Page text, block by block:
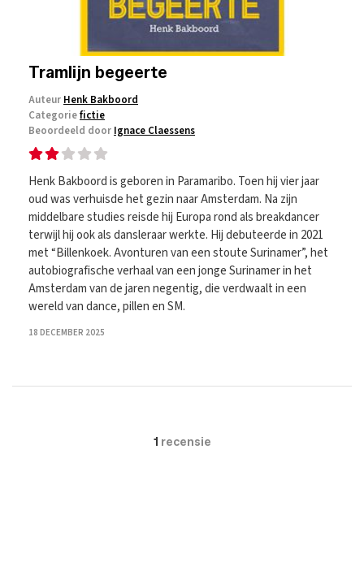
Tramlijn begeerte
Auteur Henk Bakboord
Categoriefictie
Beoordeeld door Ignace Claessens
Henk Bakboord is geboren in Paramaribo. Toen hij vier jaar
oud was verhuisde het gezin naar Amsterdam. Na zijn
middelbare studies reisde hij Europa rond als breakdancer
terwijl hij ook als dansleraar werkte. Hij debuteerde in 2021
met “Billenkoek. Avonturen van een stoute Surinamer”, het
autobiografische verhaal van een jonge Surinamer in het
Amsterdam van de jaren negentig, die verdwaalt in een
wereld van dance, pillen en SM.
18 DECEMBER 2025
1 recensie